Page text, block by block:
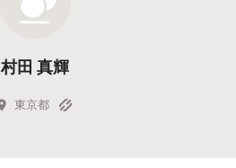
村田 真輝
東京都